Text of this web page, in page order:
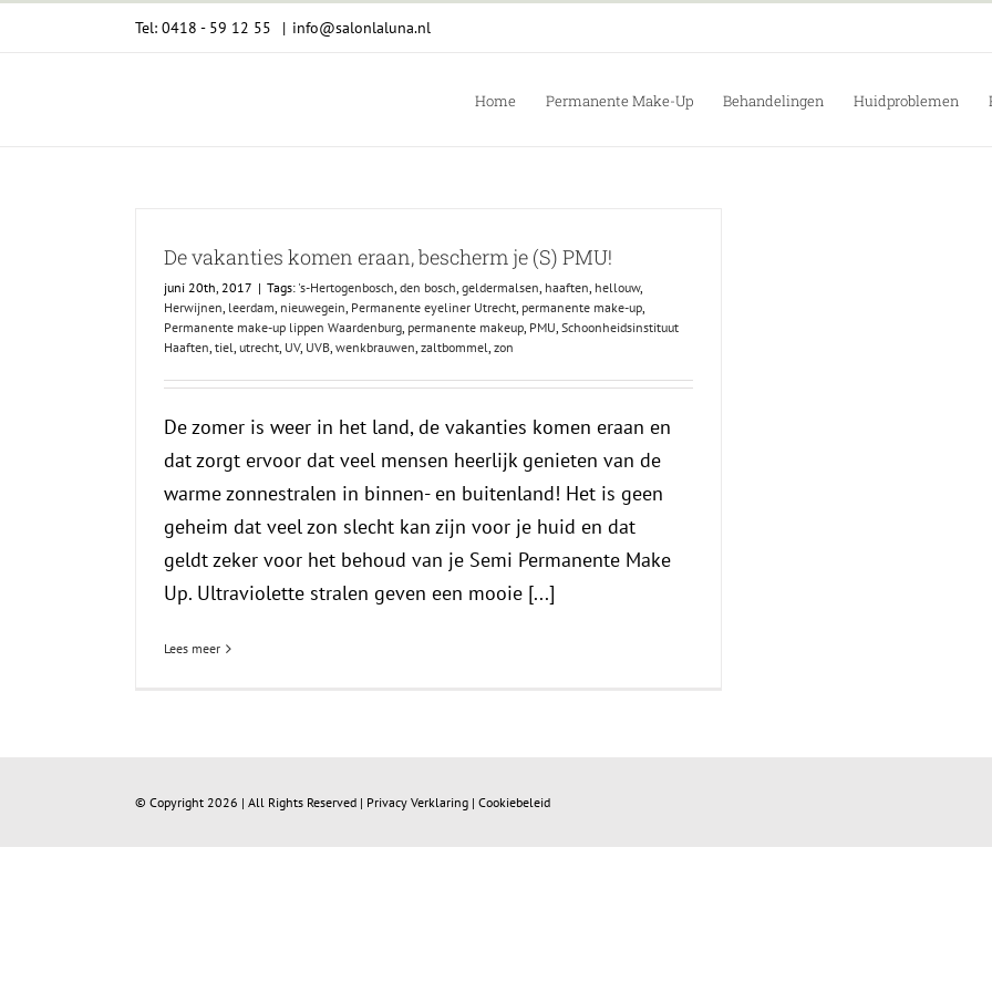
Tel: 0418 - 59 12 55 | info@salonlaluna.nl
Home Permanente Make-Up Behandelingen Huidproblemen
De vakanties komen eraan, bescherm je (S) PMU!
juni 20th, 2017 | Tags: 's-Hertogenbosch, den bosch, geldermalsen, haaften, hellouw,
Herwijnen, leerdam, nieuwegein, Permanente eyeliner Utrecht, permanente make-up,
Permanente make-up lippen Waardenburg, permanente makeup, PMU, Schoonheidsinstituut
Haaften, tiel, utrecht, UV, UVB, wenkbrauwen, zaltbommel, zon
De zomer is weer in het land, de vakanties komen eraan en
dat zorgt ervoor dat veel mensen heerlijk genieten van de
warme zonnestralen in binnen- en buitenland! Het is geen
geheim dat veel zon slecht kan zijn voor je huid en dat
geldt zeker voor het behoud van je Semi Permanente Make
Up. Ultraviolette stralen geven een mooie [...]
Lees meer
© Copyright 2026 | All Rights Reserved | Privacy Verklaring | Cookiebeleid